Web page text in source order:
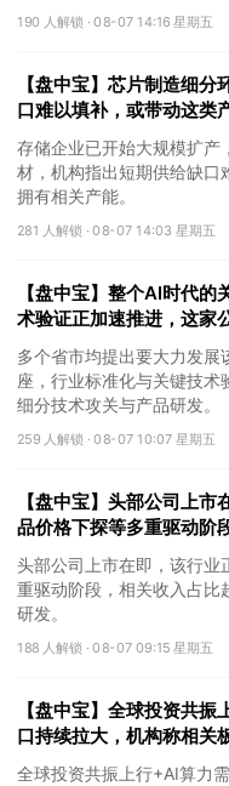
190 人解锁 ·08-07 14:16 星期五
【盘中宝】芯片制造细
口难以填补，或带动这类
产能
存储企业已开始大规模扩产
材，机构指出短期供给缺口
拥有相关产能。
281 人解锁 ·08-07 14:03 星期五
【盘中宝】整个AI时代
术验证正加速推进，这家
研发
多个省市均提出要大力发
座，行业标准化与关键技术
细分技术攻关与产品研发。
259 人解锁 ·08-07 10:07 星期五
【盘中宝】头部公司上
品价格下探等多重驱动阶
头部公司上市在即，该行业
重驱动阶段，相关收入占比
研发。
188 人解锁 ·08-07 09:15 星期五
【盘中宝】全球投资共
口持续拉大，机构称相关
产品市占率第一
全球投资共振上行+AI算力